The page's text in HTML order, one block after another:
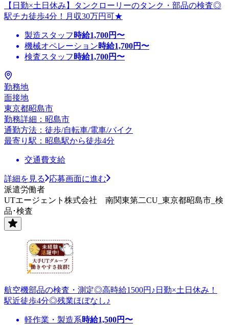
【日勤×土日休み】タンクローリーのタンク・部品の検査◎
駅チカ徒歩4分！月収30万円可★
製造スタッフ 時給1,700円〜
機械オペレーション時給1,700円〜
検査スタッフ 時給1,700円〜
勤務地
面接地
東京都昭島市
勤務詳細：昭島市
通勤方法：徒歩/自転車/電車/バイク
最寄り駅：昭島駅から徒歩4分
交通費支給
詳細を見る
応募画面に進む
派遣労働者
UTエージェント株式会社 南関東第二CU_東京都昭島市_検
品･検査
航空機部品の検査・測定◎高時給1500円♪日勤×土日休み！
駅近徒歩4分◎残業ほぼなし♪
軽作業・製造系時給1,500円〜